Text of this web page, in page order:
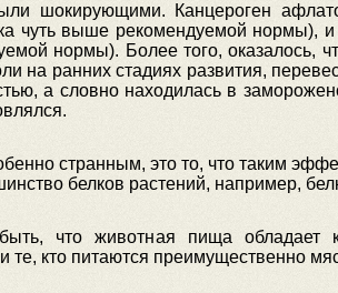
шокирующими. Канцероген
чуть выше рекомендуемой нормы),
нормы). Более того, оказалось,
на ранних стадиях развития,
а словно находилась в
странным, это то, что таким
белков растений, например,
что животная пища обладает
те, кто питаются преимущественно